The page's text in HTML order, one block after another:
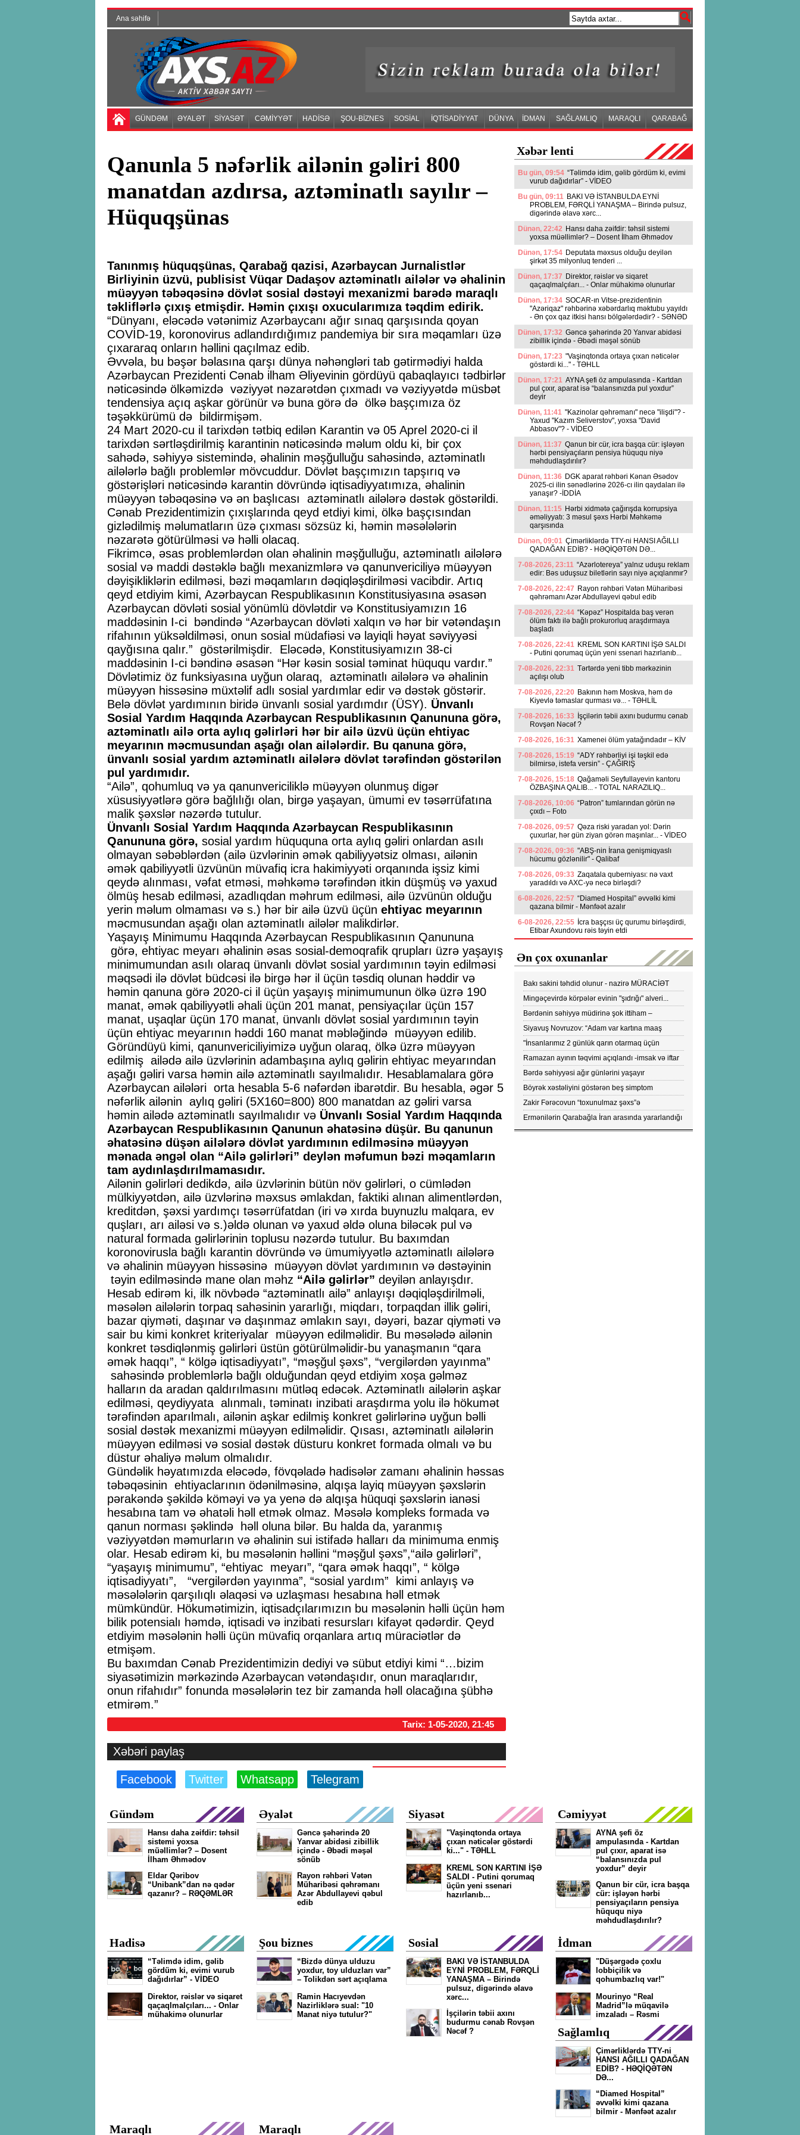
Ana səhifə
GÜNDƏM ƏYALƏT SİYASƏT CƏMİYYƏT HADİSƏ ŞOU-BİZNES SOSİAL İQTİSADİYYAT DÜNYA İDMAN SAĞLAMLIQ MARAQLI QARABAĞ
Qanunla 5 nəfərlik ailənin gəliri 800
manatdan azdırsa, aztəminatlı sayılır –
Hüquqşünas
Tanınmış hüquqşünas, Qarabağ qazisi, Azərbaycan Jurnalistlər
Birliyinin üzvü, publisist Vüqar Dadaşov aztəminatlı ailələr və əhalinin
müəyyən təbəqəsinə dövlət sosial dəstəyi mexanizmi barədə maraqlı
təkliflərlə çıxış etmişdir. Həmin çıxışı oxucularımıza təqdim edirik.
“Dünyanı, eləcədə vətənimiz Azərbaycanı ağır sınaq qarşısında qoyan
COVİD-19, koronovirus adlandırdığımız pandemiya bir sıra məqamları üzə
çıxararaq onların həllini qaçılmaz edib.
Əvvəla, bu bəşər bəlasına qarşı dünya nəhəngləri tab gətirmədiyi halda
Azərbaycan Prezidenti Cənab ilham Əliyevinin gördüyü qabaqlayıcı tədbirlər
nəticəsində ölkəmizdə vəziyyət nəzarətdən çıxmadı və vəziyyətdə müsbət
tendensiya açıq aşkar görünür və buna görə də ölkə başçımıza öz
təşəkkürümü də bildirmişəm.
24 Mart 2020-cu il tarixdən tətbiq edilən Karantin və 05 Aprel 2020-ci il
tarixdən sərtləşdirilmiş karantinin nəticəsində məlum oldu ki, bir çox
sahədə, səhiyyə sistemində, əhalinin məşğulluğu sahəsində, aztəminatlı
ailələrlə bağlı problemlər mövcuddur. Dövlət başçımızın tapşırıq və
göstərişləri nəticəsində karantin dövründə iqtisadiyyatımıza, əhalinin
müəyyən təbəqəsinə və ən başlıcası aztəminatlı ailələrə dəstək göstərildi.
Cənab Prezidentimizin çıxışlarında qeyd etdiyi kimi, ölkə başçısından
gizlədilmiş məlumatların üzə çıxması sözsüz ki, həmin məsələlərin
nəzarətə götürülməsi və həlli olacaq.
Fikrimcə, əsas problemlərdən olan əhalinin məşğulluğu, aztəminatlı ailələrə
sosial və maddi dəstəklə bağlı mexanizmlərə və qanunvericiliyə müəyyən
dəyişikliklərin edilməsi, bəzi məqamların dəqiqləşdirilməsi vacibdir. Artıq
qeyd etdiyim kimi, Azərbaycan Respublikasının Konstitusiyasına əsasən
Azərbaycan dövləti sosial yönümlü dövlətdir və Konstitusiyamızın 16
maddəsinin I-ci bəndində “Azərbaycan dövləti xalqın və hər bir vətəndaşın
rifahının yüksəldilməsi, onun sosial müdafiəsi və layiqli həyat səviyyəsi
qayğısına qalır.” göstərilmişdir. Eləcədə, Konstitusiyamızın 38-ci
maddəsinin I-ci bəndinə əsasən “Hər kəsin sosial təminat hüququ vardır.”
Dövlətimiz öz funksiyasına uyğun olaraq, aztəminatlı ailələrə və əhalinin
müəyyən hissəsinə müxtəlif adlı sosial yardımlar edir və dəstək göstərir.
Belə dövlət yardımının biridə ünvanlı sosial yardımdır (ÜSY). Ünvanlı
Sosial Yardım Haqqında Azərbaycan Respublikasının Qanununa görə,
aztəminatlı ailə orta aylıq gəlirləri hər bir ailə üzvü üçün ehtiyac
meyarının məcmusundan aşağı olan ailələrdir. Bu qanuna görə,
ünvanlı sosial yardım aztəminatlı ailələrə dövlət tərəfindən göstərilən
pul yardımıdır.
“Ailə”, qohumluq və ya qanunvericiliklə müəyyən olunmuş digər
xüsusiyyətlərə görə bağlılığı olan, birgə yaşayan, ümumi ev təsərrüfatına
malik şəxslər nəzərdə tutulur.
Ünvanlı Sosial Yardım Haqqında Azərbaycan Respublikasının
Qanununa görə, sosial yardım hüququna orta aylıq gəliri onlardan asılı
olmayan səbəblərdən (ailə üzvlərinin əmək qabiliyyətsiz olması, ailənin
əmək qabiliyyətli üzvünün müvafiq icra hakimiyyəti orqanında işsiz kimi
qeydə alınması, vəfat etməsi, məhkəmə tərəfindən itkin düşmüş və yaxud
ölmüş hesab edilməsi, azadlıqdan məhrum edilməsi, ailə üzvünün olduğu
yerin məlum olmaması və s.) hər bir ailə üzvü üçün ehtiyac meyarının
məcmusundan aşağı olan aztəminatlı ailələr malikdirlər.
Yaşayış Minimumu Haqqında Azərbaycan Respublikasının Qanununa
görə, ehtiyac meyarı əhalinin əsas sosial-demoqrafik qrupları üzrə yaşayış
minimumundan asılı olaraq ünvanlı dövlət sosial yardımının təyin edilməsi
məqsədi ilə dövlət büdcəsi ilə birgə hər il üçün təsdiq olunan həddir və
həmin qanuna görə 2020-ci il üçün yaşayış minimumunun ölkə üzrə 190
manat, əmək qabiliyyətli əhali üçün 201 manat, pensiyaçılar üçün 157
manat, uşaqlar üçün 170 manat, ünvanlı dövlət sosial yardımının təyin
üçün ehtiyac meyarının həddi 160 manat məbləğində müəyyən edilib.
Göründüyü kimi, qanunvericiliyimizə uyğun olaraq, ölkə üzrə müəyyən
edilmiş ailədə ailə üzvlərinin adambaşına aylıq gəlirin ehtiyac meyarından
aşağı gəliri varsa həmin ailə aztəminatlı sayılmalıdır. Hesablamalara görə
Azərbaycan ailələri orta hesabla 5-6 nəfərdən ibarətdir. Bu hesabla, əgər 5
nəfərlik ailənin aylıq gəliri (5X160=800) 800 manatdan az gəliri varsa
həmin ailədə aztəminatlı sayılmalıdır və Ünvanlı Sosial Yardım Haqqında
Azərbaycan Respublikasının Qanunun əhatəsinə düşür. Bu qanunun
əhatəsinə düşən ailələrə dövlət yardımının edilməsinə müəyyən
mənada əngəl olan “Ailə gəlirləri” deylən məfumun bəzi məqamların
tam aydınlaşdırılmamasıdır.
Ailənin gəlirləri dedikdə, ailə üzvlərinin bütün növ gəlirləri, o cümlədən
mülkiyyətdən, ailə üzvlərinə məxsus əmlakdan, faktiki alınan alimentlərdən,
kreditdən, şəxsi yardımçı təsərrüfatdan (iri və xırda buynuzlu malqara, ev
quşları, arı ailəsi və s.)əldə olunan və yaxud əldə oluna biləcək pul və
natural formada gəlirlərinin toplusu nəzərdə tutulur. Bu baxımdan
koronovirusla bağlı karantin dövründə və ümumiyyətlə aztəminatlı ailələrə
və əhalinin müəyyən hissəsinə müəyyən dövlət yardımının və dəstəyinin
təyin edilməsində mane olan məhz “Ailə gəlirlər” deyilən anlayışdır.
Hesab edirəm ki, ilk növbədə “aztəminatlı ailə” anlayışı dəqiqləşdirilməli,
məsələn ailələrin torpaq sahəsinin yararlığı, miqdarı, torpaqdan illik gəliri,
bazar qiyməti, daşınar və daşınmaz əmlakın sayı, dəyəri, bazar qiyməti və
sair bu kimi konkret kriteriyalar müəyyən edilməlidir. Bu məsələdə ailənin
konkret təsdiqlənmiş gəlirləri üstün götürülməlidir-bu yanaşmanın “qara
əmək haqqı”, “ kölgə iqtisadiyyatı”, “məşğul şəxs”, “vergilərdən yayınma”
sahəsində problemlərlə bağlı olduğundan qeyd etdiyim xoşa gəlməz
halların da aradan qaldırılmasını mütləq edəcək. Aztəminatlı ailələrin aşkar
edilməsi, qeydiyyata alınmalı, təminatı inzibati araşdırma yolu ilə hökumət
tərəfindən aparılmalı, ailənin aşkar edilmiş konkret gəlirlərinə uyğun bəlli
sosial dəstək mexanizmi müəyyən edilməlidir. Qısası, aztəminatlı ailələrin
müəyyən edilməsi və sosial dəstək düsturu konkret formada olmalı və bu
düstur əhaliyə məlum olmalıdır.
Gündəlik həyatımızda eləcədə, fövqəladə hadisələr zamanı əhalinin həssas
təbəqəsinin ehtiyaclarının ödənilməsinə, alqışa layiq müəyyən şəxslərin
pərakəndə şəkildə köməyi və ya yenə də alqışa hüquqi şəxslərin ianəsi
hesabına tam və əhatəli həll etmək olmaz. Məsələ kompleks formada və
qanun norması şəklində həll oluna bilər. Bu halda da, yaranmış
vəziyyətdən məmurların və əhalinin sui istifadə halları da minimuma enmiş
olar. Hesab edirəm ki, bu məsələnin həllini “məşğul şəxs”,“ailə gəlirləri”,
“yaşayış minimumu”, “ehtiyac meyarı”, “qara əmək haqqı”, “ kölgə
iqtisadiyyatı”, “vergilərdən yayınma”, “sosial yardım” kimi anlayış və
məsələlərin qarşılıqlı əlaqəsi və uzlaşması hesabına həll etmək
mümkündür. Hökumətimizin, iqtisadçılarımızın bu məsələnin həlli üçün həm
bilik potensialı həmdə, iqtisadi və inzibati resursları kifayət qədərdir. Qeyd
etdiyim məsələnin həlli üçün müvafiq orqanlara artıq müraciətlər də
etmişəm.
Bu baxımdan Cənab Prezidentimizin dediyi və sübut etdiyi kimi “…bizim
siyasətimizin mərkəzində Azərbaycan vətəndaşıdır, onun maraqlarıdır,
onun rifahıdır” fonunda məsələlərin tez bir zamanda həll olacağına şübhə
etmirəm.”
Tarix: 1-05-2020, 21:45
Xəbəri paylaş
Facebook Twitter Whatsapp Telegram
Xəbər lenti
Bu gün, 09:54 “Təlimdə idim, gəlib gördüm ki, evimi
vurub dağıdırlar” - VİDEO
Bu gün, 09:11 BAKI VƏ İSTANBULDA EYNİ
PROBLEM, FƏRQLİ YANAŞMA – Birində pulsuz,
digərində əlavə xərc...
Dünən, 22:42 Hansı daha zəifdir: təhsil sistemi
yoxsa müəllimlər? – Dosent İlham Əhmədov
Dünən, 17:54 Deputata məxsus olduğu deyilən
şirkət 35 milyonluq tenderi ...
Dünən, 17:37 Direktor, rəislər və siqaret
qaçaqlmalçıları... - Onlar mühakimə olunurlar
Dünən, 17:34 SOCAR-ın Vitse-prezidentinin
"Azəriqaz" rəhbərinə xəbərdarlıq məktubu yayıldı
- Ən çox qaz itkisi hansı bölgələrdədir? - SƏNƏD
Dünən, 17:32 Gəncə şəhərində 20 Yanvar abidəsi
zibillik içində - Əbədi məşəl sönüb
Dünən, 17:23 "Vaşinqtonda ortaya çıxan nəticələr
göstərdi ki..." - TƏHLL
Dünən, 17:21 AYNA şefi öz ampulasında - Kartdan
pul çıxır, aparat isə “balansınızda pul yoxdur”
deyir
Dünən, 11:41 "Kazinolar qəhrəmanı" necə "ilişdi"? -
Yaxud "Kazım Seliverstov", yoxsa "David
Abbasov"? - VİDEO
Dünən, 11:37 Qanun bir cür, icra başqa cür: işləyən
hərbi pensiyaçıların pensiya hüququ niyə
məhdudlaşdırılır?
Dünən, 11:36 DGK aparat rəhbəri Kənan Əsədov
2025-ci ilin sənədlərinə 2026-cı ilin qaydaları ilə
yanaşır? -İDDİA
Dünən, 11:15 Hərbi xidmətə çağırışda korrupsiya
əməliyyatı: 3 məsul şəxs Hərbi Məhkəmə
qarşısında
Dünən, 09:01 Çimərliklərdə TTY-ni HANSI AĞILLI
QADAĞAN EDİB? - HƏQİQƏTƏN DƏ...
7-08-2026, 23:11 “Azərlotereya” yalnız uduşu reklam
edir: Bəs uduşsuz biletlərin sayı niyə açıqlanmır?
7-08-2026, 22:47 Rayon rəhbəri Vətən Müharibəsi
qəhrəmanı Azər Abdullayevi qəbul edib
7-08-2026, 22:44 “Kəpəz” Hospitalda baş verən
ölüm faktı ilə bağlı prokurorluq araşdırmaya
başladı
7-08-2026, 22:41 KREML SON KARTINI İŞƏ SALDI
- Putini qorumaq üçün yeni ssenari hazırlanıb...
7-08-2026, 22:31 Tərtərdə yeni tibb mərkəzinin
açılışı olub
7-08-2026, 22:20 Bakının həm Moskva, həm də
Kiyevlə təmaslar qurması və... - TƏHLİL
7-08-2026, 16:33
İşçilərin təbii axını budurmu cənab
Rovşən Nəcəf ?
7-08-2026, 16:31 Xamenei ölüm yatağındadır – KİV
7-08-2026, 15:19 “ADY rəhbərliyi işi təşkil edə
bilmirsə, istefa versin” - ÇAĞIRIŞ
7-08-2026, 15:18 Qağaməli Seyfullayevin kantoru
ÖZBAŞINA QALIB... - TOTAL NARAZILIQ...
7-08-2026, 10:06 “Patron” tumlarından görün nə
çıxdı – Foto
7-08-2026, 09:57 Qəza riski yaradan yol: Dərin
çuxurlar, hər gün ziyan görən maşınlar... - VİDEO
7-08-2026, 09:36 "ABŞ-nin İrana genişmiqyaslı
hücumu gözlənilir" - Qalibaf
7-08-2026, 09:33 Zaqatala quberniyası: nə vaxt
yaradıldı və AXC-yə necə birləşdi?
6-08-2026, 22:57 “Diamed Hospital” əvvəlki kimi
qazana bilmir - Mənfəət azalır
6-08-2026, 22:55 İcra başçısı üç qurumu birləşdirdi,
Etibar Axundovu rəis təyin etdi
Ən çox oxunanlar
Bakı sakini təhdid olunur - nazirə MÜRACİƏT
edildi
Mingəçevirdə körpələr evinin "şıdrığı" alveri...
VİDEO
Bərdənin səhiyyə müdirinə şok ittiham –
Koronavirusun yayılmasına səbəb olur-VİDEO
Siyavuş Novruzov: “Adam var kartına maaş
yüklənən kimi bankomatı qaçır ki, pulu çıxartsın”
"İnsanlarımız 2 günlük qarın otarmaq üçün
rayonlara axışırlar" - Fazil Mustafa
Ramazan ayının təqvimi açıqlandı -imsak və iftar
vaxtları
Bərdə səhiyyəsi ağır günlərini yaşayır
Böyrək xəstəliyini göstərən beş simptom
açıqlandı: DİQQƏTLƏ OXUYUN!
Zakir Fərəcovun “toxunulmaz şəxs”ə
çevrilməsinin kökündə nələr durub?- ŞOK
FAKTLAR/FOTOLAR
Ermənilərin Qarabağla İran arasında yararlandığı
Gündəm
Hansı daha zəifdir: təhsil
sistemi yoxsa
müəllimlər? – Dosent
İlham Əhmədov
Eldar Qəribov
“Unibank”dan nə qədər
qazanır? – RƏQƏMLƏR
Əyalət
Gəncə şəhərində 20
Yanvar abidəsi zibillik
içində - Əbədi məşəl
sönüb
Rayon rəhbəri Vətən
Müharibəsi qəhrəmanı
Azər Abdullayevi qəbul
edib
Siyasət
"Vaşinqtonda ortaya
çıxan nəticələr göstərdi
ki..." - TƏHLL
KREML SON KARTINI İŞƏ
SALDI - Putini qorumaq
üçün yeni ssenari
hazırlanıb...
Cəmiyyət
AYNA şefi öz
ampulasında - Kartdan
pul çıxır, aparat isə
“balansınızda pul
yoxdur” deyir
Qanun bir cür, icra başqa
cür: işləyən hərbi
pensiyaçıların pensiya
hüququ niyə
məhdudlaşdırılır?
Hadisə
“Təlimdə idim, gəlib
gördüm ki, evimi vurub
dağıdırlar” - VİDEO
Direktor, rəislər və siqaret
qaçaqlmalçıları... - Onlar
mühakimə olunurlar
Şou biznes
“Bizdə dünya ulduzu
yoxdur, toy ulduzları var”
– Tolikdən sərt açıqlama
Ramin Hacıyevdən
Nazirliklərə sual: "10
Manat niyə tutulur?"
Sosial
BAKI VƏ İSTANBULDA
EYNİ PROBLEM, FƏRQLİ
YANAŞMA – Birində
pulsuz, digərində əlavə
xərc...
İşçilərin təbii axını
budurmu cənab Rovşən
Nəcəf ?
İdman
"Düşərgədə çoxlu
lobbiçilik və
qohumbazlıq var!"
Mourinyo “Real
Madrid”lə müqavilə
imzaladı – Rəsmi
Sağlamlıq
Çimərliklərdə TTY-ni
HANSI AĞILLI QADAĞAN
EDİB? - HƏQİQƏTƏN
DƏ...
“Diamed Hospital”
əvvəlki kimi qazana
bilmir - Mənfəət azalır
Maraqlı Maraqlı